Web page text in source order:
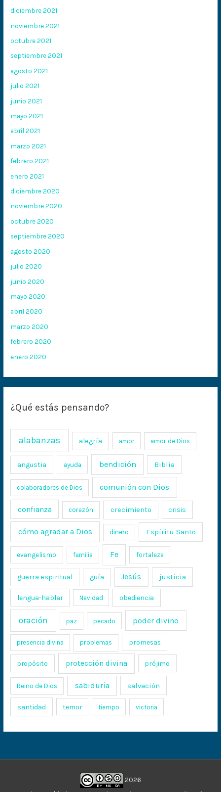
diciembre 2021
noviembre 2021
octubre 2021
septiembre 2021
agosto 2021
julio 2021
junio 2021
mayo 2021
abril 2021
marzo 2021
febrero 2021
enero 2021
diciembre 2020
noviembre 2020
octubre 2020
septiembre 2020
agosto 2020
julio 2020
junio 2020
mayo 2020
abril 2020
marzo 2020
febrero 2020
enero 2020
¿Qué estás pensando?
alabanzas alegría amor amor de Dios
angustia ayuda bendición Biblia
colaboradores de Dios comunión con Dios
confianza corazón crecimiento crisis
cómo agradar a Dios dinero Espíritu Santo
evangelismo familia Fe fortaleza
guerra espiritual guía Jesús justicia
lengua-hablar Navidad obediencia
oración paz pecado poder divino
presencia divina problemas promesas
propósito protección divina prójimo
Reino de Dios sabiduría salvación
santidad temor tiempo victoria
2026